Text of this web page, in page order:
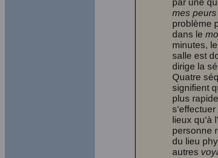
par une
mes
problème
dans le
minutes,
salle est
dirige la
Quatre
signifient
plus
lieux qu'à
personne
du lieu
autres